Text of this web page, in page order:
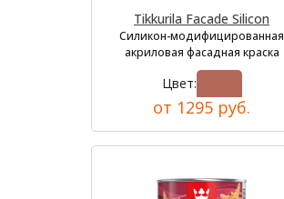
Tikkurila Facade Silicon
Силикон-модифицированная
акриловая фасадная краска
Цвет:
от 1295 руб.